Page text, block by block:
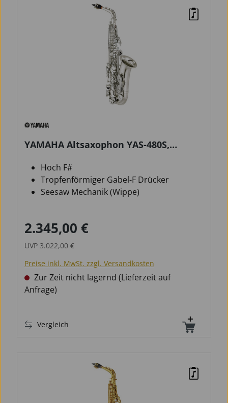
YAMAHA Altsaxophon YAS-480S,
Hoch F#
Tropfenförmiger Gabel-F Drücker
Seesaw Mechanik (Wippe)
Verkaufspreis:
2.345,00 €
UVP 3.022,00 €
Preise inkl. MwSt. zzgl. Versandkosten
Zur Zeit nicht lagernd (Lieferzeit auf
Anfrage)
Vergleich